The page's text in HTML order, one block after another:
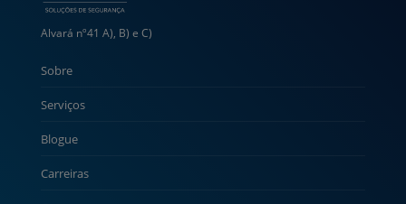
Alvará nº41 A), B) e C)
Sobre
Serviços
Blogue
Carreiras